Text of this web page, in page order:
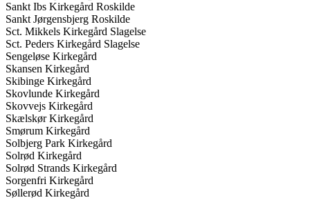
Sankt Ibs Kirkegård Roskilde
Sankt Jørgensbjerg Roskilde
Sct. Mikkels Kirkegård Slagelse
Sct. Peders Kirkegård Slagelse
Sengeløse Kirkegård
Skansen Kirkegård
Skibinge Kirkegård
Skovlunde Kirkegård
Skovvejs Kirkegård
Skælskør Kirkegård
Smørum Kirkegård
Solbjerg Park Kirkegård
Solrød Kirkegård
Solrød Strands Kirkegård
Sorgenfri Kirkegård
Søllerød Kirkegård